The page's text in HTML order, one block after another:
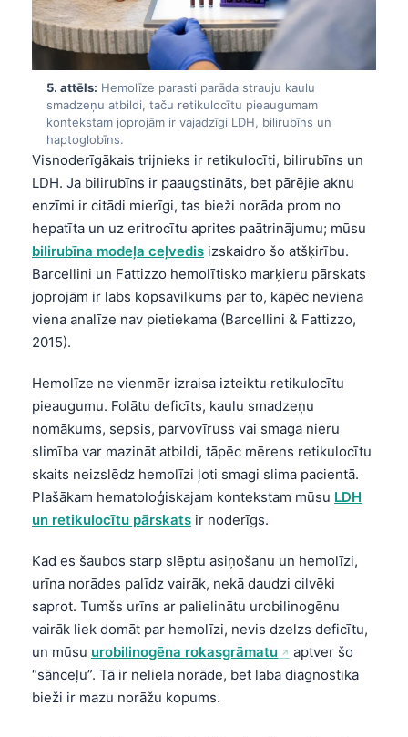
5. attēls: Hemolīze parasti parāda strauju kaulu
smadzeņu atbildi, taču retikulocītu pieaugumam
kontekstam joprojām ir vajadzīgi LDH, bilirubīns un
haptoglobīns.
Visnoderīgākais trijnieks ir retikulocīti, bilirubīns un
LDH. Ja bilirubīns ir paaugstināts, bet pārējie aknu
enzīmi ir citādi mierīgi, tas bieži norāda prom no
hepatīta un uz eritrocītu aprites paātrinājumu; mūsu
bilirubīna modeļa ceļvedis izskaidro šo atšķirību.
Barcellini un Fattizzo hemolītisko marķieru pārskats
joprojām ir labs kopsavilkums par to, kāpēc neviena
viena analīze nav pietiekama (Barcellini & Fattizzo,
2015).
Hemolīze ne vienmēr izraisa izteiktu retikulocītu
pieaugumu. Folātu deficīts, kaulu smadzeņu
nomākums, sepsis, parvovīruss vai smaga nieru
slimība var mazināt atbildi, tāpēc mērens retikulocītu
skaits neizslēdz hemolīzi ļoti smagi slima pacientā.
Plašākam hematoloģiskajam kontekstam mūsu LDH
un retikulocītu pārskats ir noderīgs.
Kad es šaubos starp slēptu asiņošanu un hemolīzi,
urīna norādes palīdz vairāk, nekā daudzi cilvēki
saprot. Tumšs urīns ar palielinātu urobilinogēnu
vairāk liek domāt par hemolīzi, nevis dzelzs deficītu,
un mūsu urobilinogēna rokasgrāmatu
aptver šo
“sānceļu”. Tā ir neliela norāde, bet laba diagnostika
bieži ir mazu norāžu kopums.